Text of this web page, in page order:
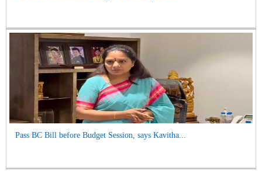
Pass BC Bill before Budget Session, says Kavitha...